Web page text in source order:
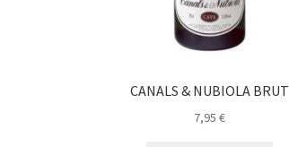
CANALS & NUBIOLA BRUT
7,95€